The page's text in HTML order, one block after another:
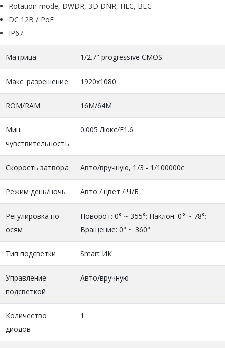
Rotation mode, DWDR, 3D DNR, HLC, BLC
DC 12В / PoE
IP67
Матрица 1/2.7" progressive CMOS
Макс. разрешение 1920x1080
ROM/RAM 16M/64M
Мин.
чувствительность
0.005 Люкс/F1.6
Скорость затвора Авто/вручную, 1/3 - 1/100000с
Режим день/ночь Авто / цвет / Ч/Б
Регулировка по
осям
Поворот: 0° ~ 355°; Наклон: 0° ~ 78°;
Вращение: 0° ~ 360°
Тип подсветки Smart ИК
Управление
подсветкой
Авто/вручную
Количество
диодов
1